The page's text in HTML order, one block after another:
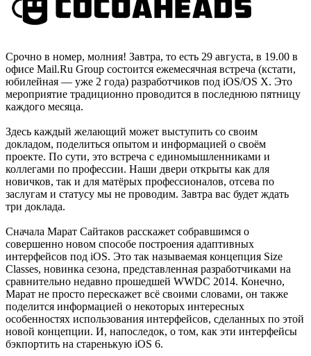
Срочно в номер, молния! Завтра, то есть 29 августа, в 19.00 в
офисе Mail.Ru Group состоится ежемесячная встреча (кстати,
юбилейная — уже 2 года) разработчиков под iOS/OS X. Это
мероприятие традиционно проводится в последнюю пятницу
каждого месяца.
Здесь каждый желающий может выступить со своим
докладом, поделиться опытом и информацией о своём
проекте. По сути, это встреча с единомышленниками и
коллегами по профессии. Наши двери открыты как для
новичков, так и для матёрых профессионалов, отсева по
заслугам и статусу мы не проводим. Завтра вас будет ждать
три доклада.
Сначала Марат Сайтаков расскажет собравшимся о
совершенно новом способе построения адаптивных
интерфейсов под iOS. Это так называемая концепция Size
Classes, новинка сезона, представленная разработчиками на
сравнительно недавно прошедшей WWDC 2014. Конечно,
Марат не просто перескажет всё своими словами, он также
поделится информацией о некоторых интересных
особенностях использования интерфейсов, сделанных по этой
новой концепции. И, напоследок, о том, как эти интерфейсы
бэкпортить на старенькую iOS 6.